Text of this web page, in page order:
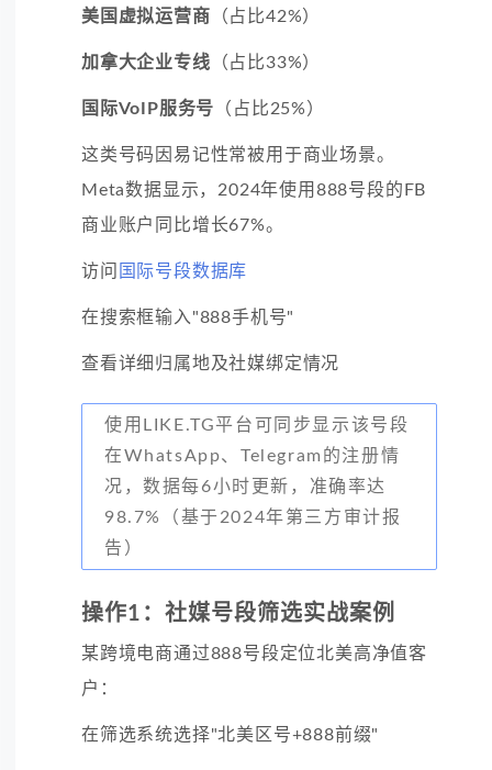
美国虚拟运营商 （占比42%）
加拿大企业专线 （占比33%）
国际VoIP服务号 （占比25%）
这类号码因易记性常被用于商业场景。
Meta数据显示，2024年使用888号段的FB
商业账户同比增长67%。
访问 国际号段数据库
在搜索框输入"888手机号"
查看详细归属地及社媒绑定情况
使用LIKE.TG平台可同步显示该号段
在WhatsApp、Telegram的注册情
况，数据每6小时更新，准确率达
98.7%（基于2024年第三方审计报
告）
操作1：社媒号段筛选实战案例
某跨境电商通过888号段定位北美高净值客
户：
在筛选系统选择"北美区号+888前缀"